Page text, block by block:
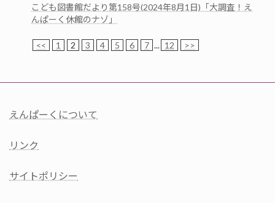
こども図書館だより第158号(2024年8月1日)「大調査！え
んぱーく休館のナゾ」
<< 1 2 3 4 5 6 7 ... 12 >>
えんぱーくについて
リンク
サイトポリシー